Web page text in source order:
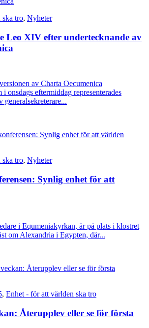
ska tro, Nyheter
Leo XIV efter undertecknande av
av Charta Oecumenica
onsdags eftermiddag representerades
generalsekreterare...
ska tro, Nyheter
Synlig enhet för att
i Equmeniakyrkan, är på plats i klostret
om Alexandria i Egypten, där...
, Enhet - för att världen ska tro
Återupplev eller se för första